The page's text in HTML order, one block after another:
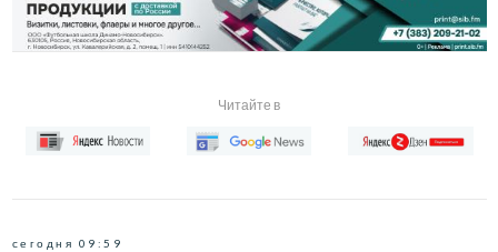
Читайте в
сегодня 09:59